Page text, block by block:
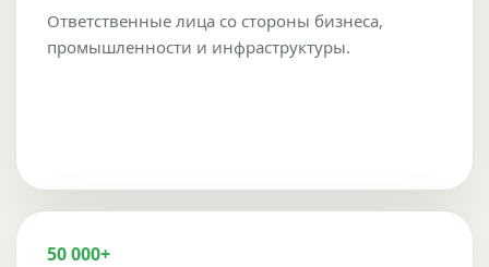
Ответственные лица со стороны бизнеса,
промышленности и инфраструктуры.
50 000+